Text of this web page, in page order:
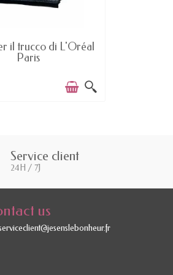
AVAILABLE
il trucco di L'Oréal
Paris
Service client
24H / 7J
us